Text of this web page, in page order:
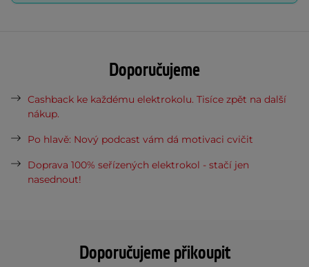
Doporučujeme přikoupit
Doporučujeme
Cashback ke každému elektrokolu. Tisíce zpět na další
nákup.
Po hlavě: Nový podcast vám dá motivaci cvičit
Doprava 100% seřízených elektrokol - stačí jen
nasednout!